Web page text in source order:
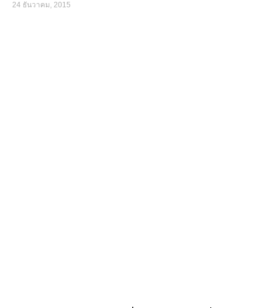
24 ธันวาคม, 2015